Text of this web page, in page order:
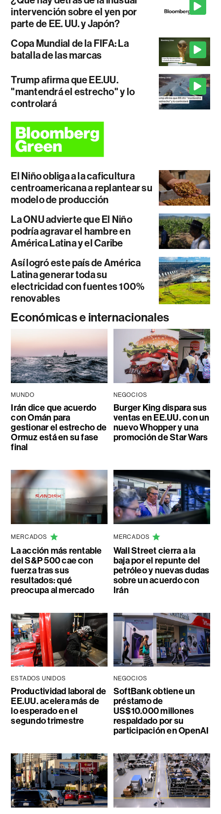
intervención sobre el yen por
parte de EE. UU. y Japón?
Copa Mundial de la FIFA: La
batalla de las marcas
Trump afirma que EE.UU.
"mantendrá el estrecho" y lo
controlará
El Niño obliga a la caficultura
centroamericana a replantear su
modelo de producción
La ONU advierte que El Niño
podría agravar el hambre en
América Latina y el Caribe
Así logró este país de América
Latina generar toda su
electricidad con fuentes 100%
renovables
Económicas e internacionales
MUNDO
Irán dice que acuerdo
con Omán para
gestionar el estrecho de
Ormuz está en su fase
final
NEGOCIOS
Burger King dispara sus
ventas en EE.UU. con un
nuevo Whopper y una
promoción de Star Wars
MERCADOS
La acción más rentable
del S&P 500 cae con
fuerza tras sus
resultados: qué
preocupa al mercado
MERCADOS
Wall Street cierra a la
baja por el repunte del
petróleo y nuevas dudas
sobre un acuerdo con
Irán
ESTADOS UNIDOS
Productividad laboral de
EE.UU. acelera más de
lo esperado en el
segundo trimestre
NEGOCIOS
SoftBank obtiene un
préstamo de
US$10.000 millones
respaldado por su
participación en OpenAI